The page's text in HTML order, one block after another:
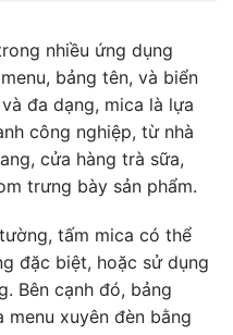
nhiều ứng dụng
bảng tên, và biển
đa dạng, mica là lựa
công nghiệp, từ nhà
cửa hàng trà sữa,
trưng bày sản phẩm.
tấm mica có thể
đặc biệt, hoặc sử dụng
Bên cạnh đó, bảng
xuyên đèn bằng